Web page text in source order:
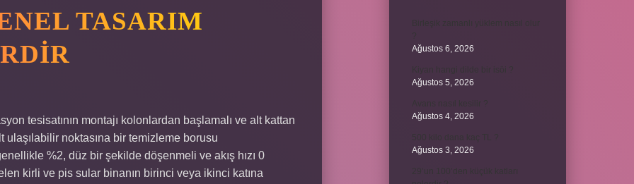
TASARIM
tesisatının montajı kolonlardan başlamalı ve alt kattan
noktasına bir temizleme borusu
%2, düz bir şekilde döşenmeli ve akış hızı 0
kirli ve pis sular binanın birinci veya ikinci katına
Ağustos 6, 2026
Ağustos 5, 2026
Ağustos 4, 2026
Ağustos 3, 2026